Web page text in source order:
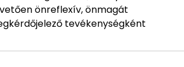
önreflexív, önmagát
tevékenységként